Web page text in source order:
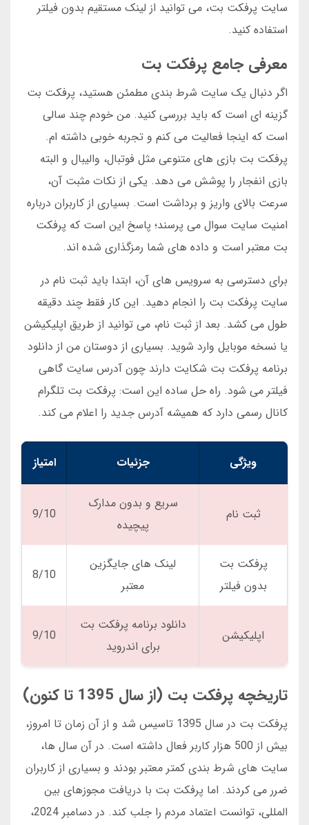
سایت پرفکت بت، می توانید از لینک مستقیم بدون فیلتر
استفاده کنید.
معرفی جامع پرفکت بت
اگر دنبال یک سایت شرط بندی مطمئن هستید، پرفکت بت
گزینه ای است که باید بررسی کنید. من خودم چند سالی
است که اینجا فعالیت می کنم و تجربه خوبی داشته ام.
پرفکت بت بازی های متنوعی مثل فوتبال، والیبال و البته
بازی انفجار را پوشش می دهد. یکی از نکات مثبت آن،
سرعت بالای واریز و برداشت است. بسیاری از کاربران درباره
امنیت سایت سوال می پرسند؛ پاسخ این است که پرفکت
بت معتبر است و داده های شما رمزگذاری شده اند.
برای دسترسی به سرویس های آن، ابتدا باید ثبت نام در
سایت پرفکت بت را انجام دهید. این کار فقط چند دقیقه
طول می کشد. بعد از ثبت نام، می توانید از طریق اپلیکیشن
یا نسخه موبایل وارد شوید. بسیاری از دوستان من از دانلود
برنامه پرفکت بت شکایت دارند چون آدرس سایت گاهی
فیلتر می شود. راه حل ساده این است: پرفکت بت تلگرام
کانال رسمی دارد که همیشه آدرس جدید را اعلام می کند.
ویژگی جزئیات امتیاز
ثبت نام
سریع و بدون مدارک
پیچیده
9/10
پرفکت بت
بدون فیلتر
لینک های جایگزین
معتبر
8/10
اپلیکیشن
دانلود برنامه پرفکت بت
برای اندروید
9/10
تاریخچه پرفکت بت (از سال 1395 تا کنون)
پرفکت بت در سال 1395 تاسیس شد و از آن زمان تا امروز،
بیش از 500 هزار کاربر فعال داشته است. در آن سال ها،
سایت های شرط بندی کمتر معتبر بودند و بسیاری از کاربران
ضرر می کردند. اما پرفکت بت با دریافت مجوزهای بین
المللی، توانست اعتماد مردم را جلب کند. در دسامبر 2024،